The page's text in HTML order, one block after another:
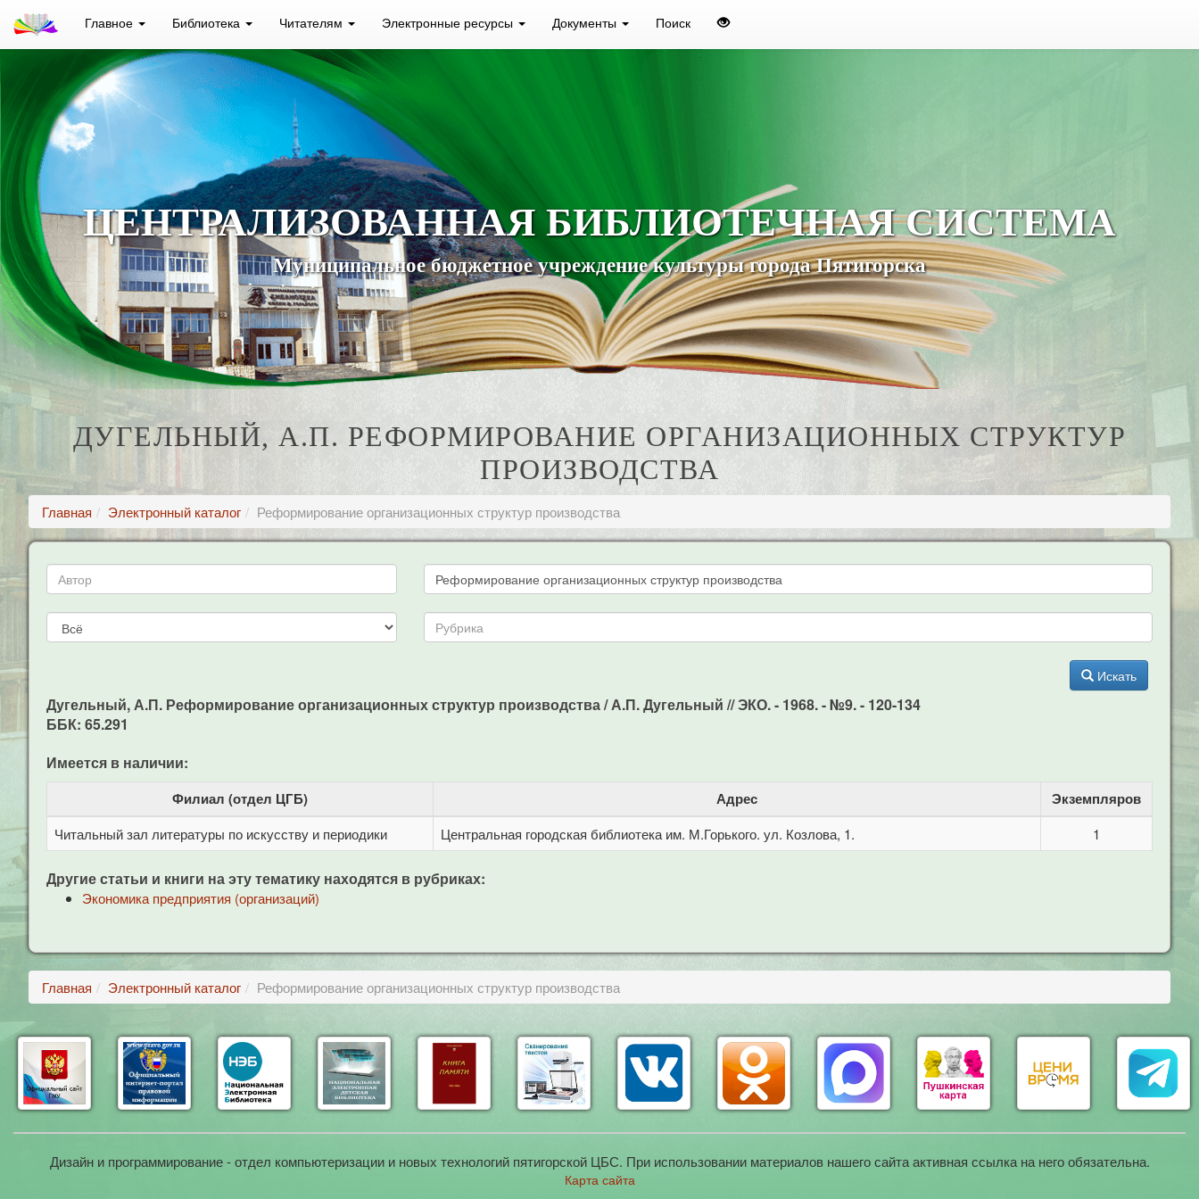
Главное Библиотека Читателям Электронные ресурсы Документы Поиск
ЦЕНТРАЛИЗОВАННАЯ БИБЛИОТЕЧНАЯ СИСТЕМА
Муниципальное бюджетное учреждение культуры города Пятигорска
ДУГЕЛЬНЫЙ, А.П. РЕФОРМИРОВАНИЕ ОРГАНИЗАЦИОННЫХ СТРУКТУР
ПРОИЗВОДСТВА
Главная Электронный каталог Реформирование организационных структур производства
Искать
Дугельный, А.П. Реформирование организационных структур производства / А.П. Дугельный // ЭКО. - 1968. - №9. - 120-134
ББК: 65.291
Имеется в наличии:
Филиал (отдел ЦГБ) Адрес Экземпляров
Читальный зал литературы по искусству и периодики Центральная городская библиотека им. М.Горького. ул. Козлова, 1. 1
Другие статьи и книги на эту тематику находятся в рубриках:
Экономика предприятия (организаций)
Главная Электронный каталог Реформирование организационных структур производства
Дизайн и программирование - отдел компьютеризации и новых технологий пятигорской ЦБС. При использовании материалов нашего сайта активная ссылка на него обязательна.
Карта сайта